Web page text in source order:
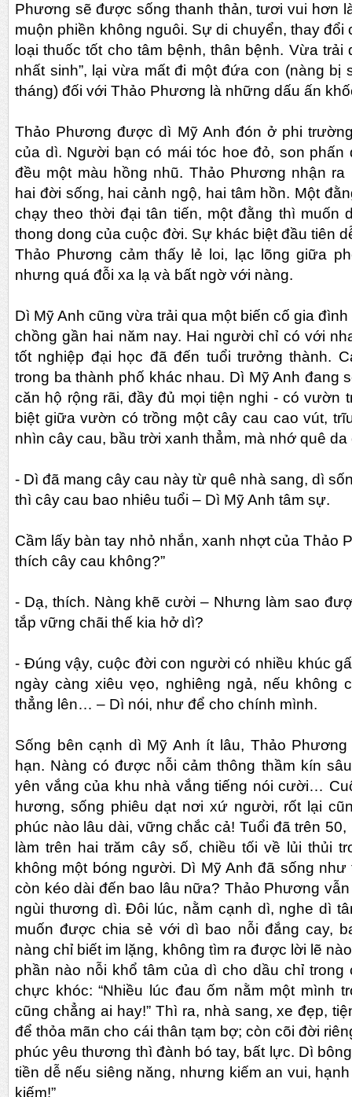
Phương sẽ được sống thanh thản, tươi vui hơn
muộn phiền không nguôi. Sự di chuyển, thay đổi
loại thuốc tốt cho tâm bệnh, thân bệnh. Vừa trải
nhất sinh”, lại vừa mất đi một đứa con (nàng bị
tháng) đối với Thảo Phương là những dấu ấn
Thảo Phương được dì Mỹ Anh đón ở phi
của dì. Người bạn có mái tóc hoe đỏ, son phấn
đều một màu hồng nhũ. Thảo Phương nhận
hai đời sống, hai cảnh ngộ, hai tâm hồn. Một
chạy theo thời đại tân tiến, một đằng thì muốn
thong dong của cuộc đời. Sự khác biệt đầu tiên
Thảo Phương cảm thấy lẻ loi, lạc lõng giữa
nhưng quá đỗi xa lạ và bất ngờ với nàng.
Dì Mỹ Anh cũng vừa trải qua một biến cố gia
chồng gần hai năm nay. Hai người chỉ có với
tốt nghiệp đại học đã đến tuổi trưởng thành.
trong ba thành phố khác nhau. Dì Mỹ Anh đang
căn hộ rộng rãi, đầy đủ mọi tiện nghi - có vườn
biệt giữa vườn có trồng một cây cau cao vút,
nhìn cây cau, bầu trời xanh thẳm, mà nhớ quê
- Dì đã mang cây cau này từ quê nhà sang, dì
thì cây cau bao nhiêu tuổi – Dì Mỹ Anh tâm sự.
Cầm lấy bàn tay nhỏ nhắn, xanh nhợt của Thảo
thích cây cau không?”
- Dạ, thích. Nàng khẽ cười – Nhưng làm sao
tắp vững chãi thế kia hở dì?
- Đúng vậy, cuộc đời con người có nhiều khúc
ngày càng xiêu vẹo, nghiêng ngả, nếu không
thẳng lên… – Dì nói, như để cho chính mình.
Sống bên cạnh dì Mỹ Anh ít lâu, Thảo
hạn. Nàng có được nỗi cảm thông thầm kín
yên vắng của khu nhà vắng tiếng nói cười…
hương, sống phiêu dạt nơi xứ người, rốt lại
phúc nào lâu dài, vững chắc cả! Tuổi đã trên
làm trên hai trăm cây số, chiều tối về lủi thủi
không một bóng người. Dì Mỹ Anh đã sống
còn kéo dài đến bao lâu nữa? Thảo Phương
ngùi thương dì. Đôi lúc, nằm cạnh dì, nghe dì
muốn được chia sẻ với dì bao nỗi đắng cay,
nàng chỉ biết im lặng, không tìm ra được lời lẽ
phần nào nỗi khổ tâm của dì cho dầu chỉ
chực khóc: “Nhiều lúc đau ốm nằm một mình
cũng chẳng ai hay!” Thì ra, nhà sang, xe đẹp,
để thỏa mãn cho cái thân tạm bợ; còn cõi đời
phúc yêu thương thì đành bó tay, bất lực. Dì
tiền dễ nếu siêng năng, nhưng kiếm an vui,
kiếm!”